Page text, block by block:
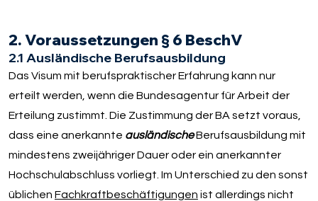
2. Voraussetzungen § 6 BeschV
2.1 Ausländische Berufsausbildung
Das Visum mit berufspraktischer Erfahrung kann nur
erteilt werden, wenn die Bundesagentur für Arbeit der
Erteilung zustimmt. Die Zustimmung der BA setzt voraus,
dass eine anerkannte ausländischeBerufsausbildung mit
mindestens zweijähriger Dauer oder ein anerkannter
Hochschulabschluss vorliegt. Im Unterschied zu den sonst
üblichen Fachkraftbeschäftigungen ist allerdings nicht